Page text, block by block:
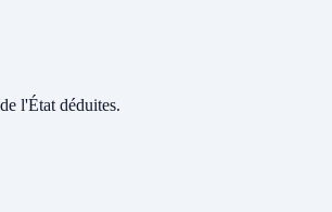
l'État déduites.